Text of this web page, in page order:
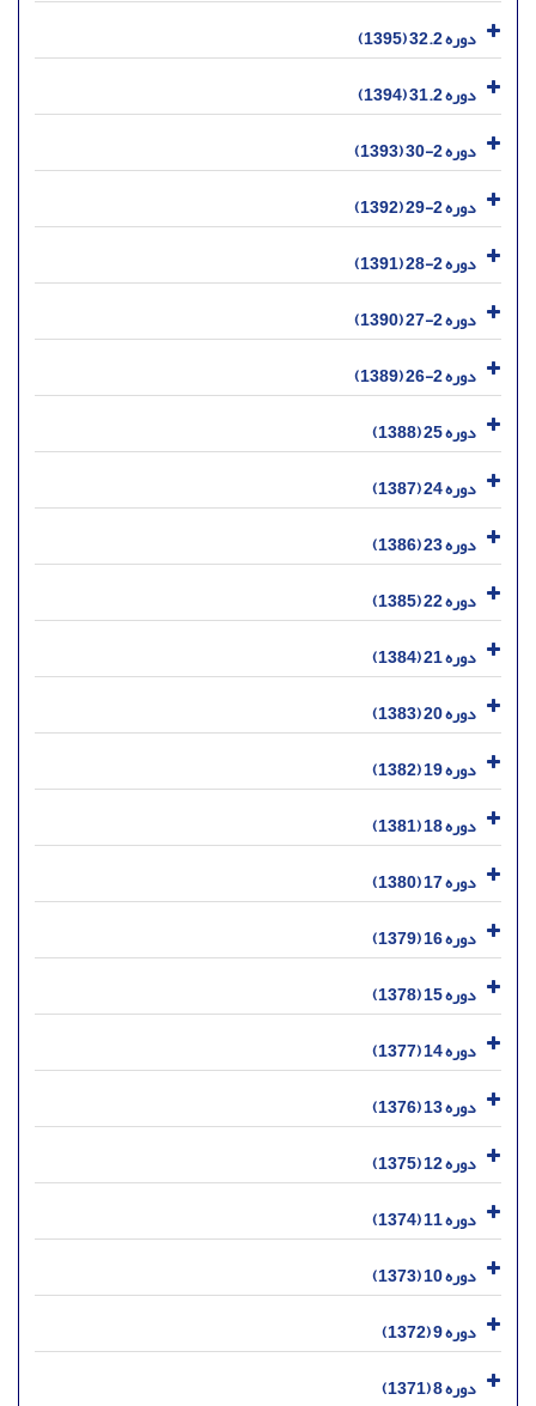
دوره 32.2 (1395)
دوره 31.2 (1394)
دوره 2-30 (1393)
دوره 2-29 (1392)
دوره 2-28 (1391)
دوره 2-27 (1390)
دوره 2-26 (1389)
دوره 25 (1388)
دوره 24 (1387)
دوره 23 (1386)
دوره 22 (1385)
دوره 21 (1384)
دوره 20 (1383)
دوره 19 (1382)
دوره 18 (1381)
دوره 17 (1380)
دوره 16 (1379)
دوره 15 (1378)
دوره 14 (1377)
دوره 13 (1376)
دوره 12 (1375)
دوره 11 (1374)
دوره 10 (1373)
دوره 9 (1372)
دوره 8 (1371)